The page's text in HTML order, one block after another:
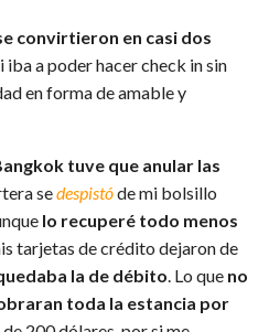
convirtieron en casi dos
iba a poder hacer check in sin
en forma de amable y
tuve que anular las
sedespistóde mi bolsillo
lo recuperé todo menos
tarjetas de crédito dejaron de
la de débito . Lo que no
toda la estancia por